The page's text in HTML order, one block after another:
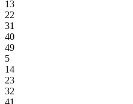
13
22
31
40
49
5
14
23
32
41